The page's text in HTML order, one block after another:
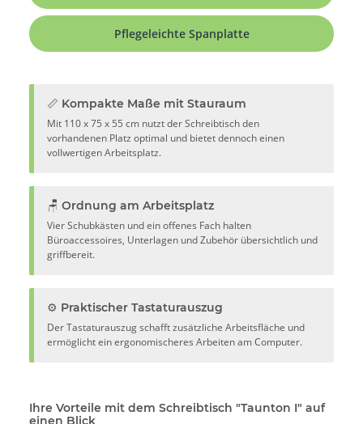
Pflegeleichte Spanplatte
📏 Kompakte Maße mit Stauraum
Mit 110 x 75 x 55 cm nutzt der Schreibtisch den
vorhandenen Platz optimal und bietet dennoch einen
vollwertigen Arbeitsplatz.
🪑 Ordnung am Arbeitsplatz
Vier Schubkästen und ein offenes Fach halten
Büroaccessoires, Unterlagen und Zubehör übersichtlich und
griffbereit.
⚙️ Praktischer Tastaturauszug
Der Tastaturauszug schafft zusätzliche Arbeitsfläche und
ermöglicht ein ergonomischeres Arbeiten am Computer.
Ihre Vorteile mit dem Schreibtisch "Taunton I" auf
einen Blick